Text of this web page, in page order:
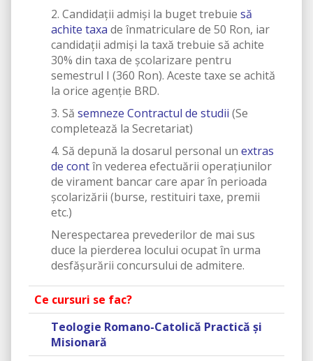
2. Candidaţii admişi la buget trebuie să
achite taxa de înmatriculare de 50 Ron, iar
candidaţii admişi la taxă trebuie să achite
30% din taxa de şcolarizare pentru
semestrul I (360 Ron). Aceste taxe se achită
la orice agenţie BRD.
3. Să semneze Contractul de studii (Se
completează la Secretariat)
4. Să depună la dosarul personal un extras
de contîn vederea efectuării operațiunilor
de virament bancar care apar în perioada
școlarizării (burse, restituiri taxe, premii
etc.)
Nerespectarea prevederilor de mai sus
duce la pierderea locului ocupat în urma
desfăşurării concursului de admitere.
Ce cursuri se fac?
Teologie Romano-Catolică Practică și
Misionară